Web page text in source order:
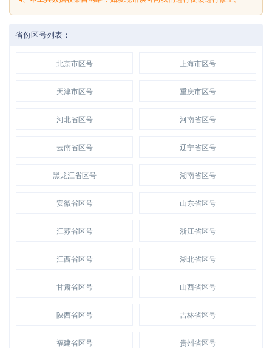
省份区号列表：
北京市区号 上海市区号
天津市区号 重庆市区号
河北省区号 河南省区号
云南省区号 辽宁省区号
黑龙江省区号 湖南省区号
安徽省区号 山东省区号
江苏省区号 浙江省区号
江西省区号 湖北省区号
甘肃省区号 山西省区号
陕西省区号 吉林省区号
福建省区号 贵州省区号